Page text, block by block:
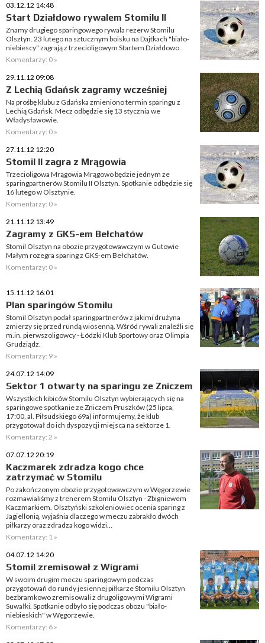
03.12.12 14:48
Start Działdowo rywalem Stomilu II
Znamy drugiego sparingowego rywala rezerw Stomilu
Olsztyn. 23 lutego na sztucznym boisku na Dajtkach "biało-
niebiescy" zagrają z trzecioligowym Startem Działdowo.
Komentarzy: 0 »
29.11.12 09:08
Z Lechią Gdańsk zagramy wcześniej
Na prośbę klubu z Gdańska zmieniono termin sparingu z
Lechią Gdańsk. Mecz odbędzie się 13 stycznia we
Władysławowie.
Komentarzy: 0 »
27.11.12 12:20
Stomil II zagra z Mrągowia
Trzecioligowa Mrągowia Mrągowo będzie jednym ze
sparingpartnerów Stomilu II Olsztyn. Spotkanie odbędzie się
16 lutego w Olsztynie.
Komentarzy: 0 »
21.11.12 13:49
Zagramy z GKS-em Bełchatów
Stomil Olsztyn na obozie przygotowawczym w Gutowie
Małym rozegra sparing z GKS-em Bełchatów.
Komentarzy: 0 »
15.11.12 16:01
Plan sparingów Stomilu
Stomil Olsztyn podał sparingpartnerów z jakimi drużyna
zmierzy się przed rundą wiosenną. Wśród rywali znaleźli się
m.in. pierwszoligowcy - Łódzki Klub Sportowy oraz Olimpia
Grudziądz.
Komentarzy: 9 »
24.07.12 14:09
Sektor 1 otwarty na sparingu ze Zniczem
Wszystkich kibiców Stomilu Olsztyn wybierających się na
sparingowe spotkanie ze Zniczem Pruszków (25 lipca,
17:00, al. Piłsudskiego 69a) informujemy, że klub
przygotował do ich dyspozycji miejsca na sektorze 1.
Komentarzy: 2 »
07.07.12 20:19
Kaczmarek zdradza kogo chce
zatrzymać w Stomilu
Po zakończonym obozie przygotowawczym w Węgorzewie
rozmawialiśmy z trenerem Stomilu Olsztyn - Zbigniewem
Kaczmarkiem. Olsztyński szkoleniowiec ocenia sparing z
Jagiellonią, wyjaśnia dlaczego w meczu zabrakło dwóch
piłkarzy oraz zdradza kogo widzi...
Komentarzy: 1 »
04.07.12 14:20
Stomil zremisował z Wigrami
W swoim drugim meczu sparingowym podczas
przygotowań do rundy jesiennej piłkarze Stomilu Olsztyn
bezbramkowo zremisowali z drugoligowymi Wigrami
Suwałki. Spotkanie odbyło się podczas obozu "biało-
niebieskich" w Węgorzewie.
Komentarzy: 6 »